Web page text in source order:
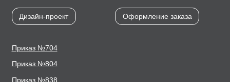
Дизайн-проект Оформление заказа
Приказ №704
Приказ №804
Приказ №838